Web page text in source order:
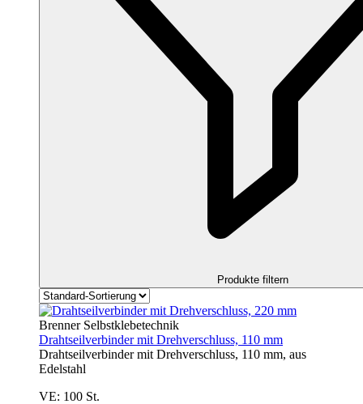
Produkte filtern
Brenner Selbstklebetechnik
Drahtseilverbinder mit Drehverschluss, 110 mm
Drahtseilverbinder mit Drehverschluss, 110 mm, aus
Edelstahl
VE: 100 St.